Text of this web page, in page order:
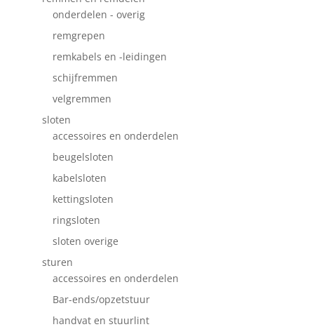
onderdelen - overig
remgrepen
remkabels en -leidingen
schijfremmen
velgremmen
sloten
accessoires en onderdelen
beugelsloten
kabelsloten
kettingsloten
ringsloten
sloten overige
sturen
accessoires en onderdelen
Bar-ends/opzetstuur
handvat en stuurlint